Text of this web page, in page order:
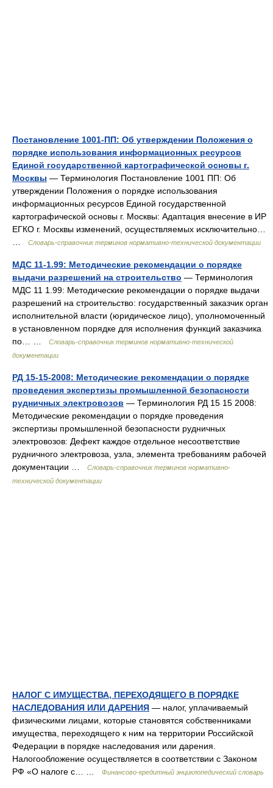
Постановление 1001-ПП: Об утверждении Положения о
порядке использования информационных ресурсов
Единой государственной картографической основы г.
Москвы — Терминология Постановление 1001 ПП: Об
утверждении Положения о порядке использования
информационных ресурсов Единой государственной
картографической основы г. Москвы: Адаптация внесение в ИР
ЕГКО г. Москвы изменений, осуществляемых исключительно…
Словарь-справочник терминов нормативно-технической документации
МДС 11-1.99: Методические рекомендации о порядке
выдачи разрешений на строительство — Терминология
МДС 11 1.99: Методические рекомендации о порядке выдачи
разрешений на строительство: государственный заказчик орган
исполнительной власти (юридическое лицо), уполномоченный
в установленном порядке для исполнения функций заказчика
по… …
Словарь-справочник терминов нормативно-технической
документации
РД 15-15-2008: Методические рекомендации о порядке
проведения экспертизы промышленной безопасности
рудничных электровозов — Терминология РД 15 15 2008:
Методические рекомендации о порядке проведения
экспертизы промышленной безопасности рудничных
электровозов: Дефект каждое отдельное несоответствие
рудничного электровоза, узла, элемента требованиям рабочей
документации …
Словарь-справочник терминов нормативно-
технической документации
НАЛОГ С ИМУЩЕСТВА, ПЕРЕХОДЯЩЕГО В ПОРЯДКЕ
НАСЛЕДОВАНИЯ ИЛИ ДАРЕНИЯ — налог, уплачиваемый
физическими лицами, которые становятся собственниками
имущества, переходящего к ним на территории Российской
Федерации в порядке наследования или дарения.
Налогообложение осуществляется в соответствии с Законом
РФ «О налоге с… …
Финансово-кредитный энциклопедический словарь